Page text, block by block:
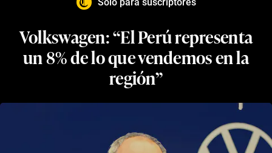
Volkswagen: “El Perú representa
un 8% de lo que vendemos en la
región”